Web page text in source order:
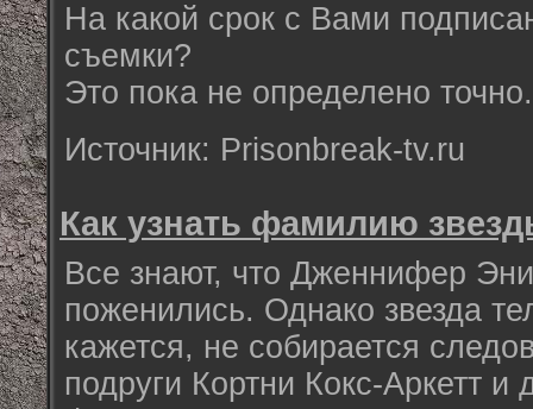
На какой срок с Вами
съемки?
Это пока не определено точно.
Источник: Prisonbreak-tv.ru
Как узнать фамилию
Все знают, что Дженнифер
поженились. Однако звезда
кажется, не собирается
подруги Кортни Кокс-Аркетт и